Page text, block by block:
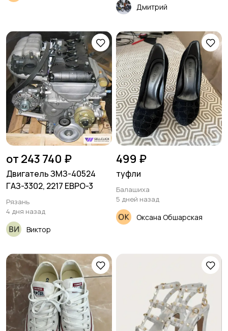
Дмитрий
от 243 740 ₽
Двигатель ЗМЗ-40524
ГАЗ-3302, 2217 ЕВРО-3
Рязань
4 дня назад
Виктор
499 ₽
туфли
Балашиха
5 дней назад
Оксана Обшарская